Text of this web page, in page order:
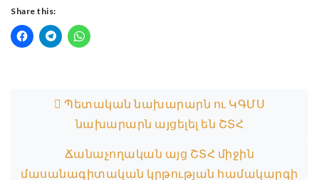
Share this:
Պետական նախարարն ու ԿԳՄՍ
նախարարն այցելել են ՇՏՀ
Ճանաչողական այց ՇՏՀ միջին
մասանագիտական կրթության համակարգի